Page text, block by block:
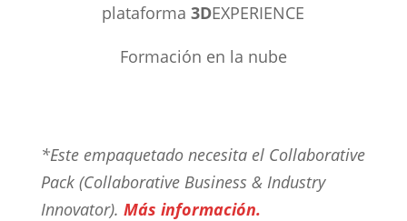
plataforma3DEXPERIENCE
Formación en la nube
*Este empaquetado necesita el Collaborative
Pack (Collaborative Business & Industry
Innovator). Más información.